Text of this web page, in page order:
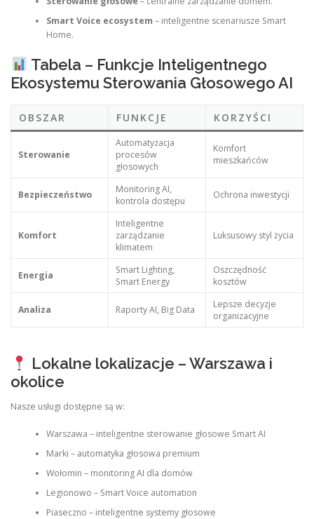
Smart Voice ecosystem – inteligentne scenariusze Smart
Home.
Tabela – Funkcje Inteligentnego
Ekosystemu Sterowania Głosowego AI
OBSZAR FUNKCJE KORZYŚCI
Sterowanie
Automatyzacja
procesów
głosowych
Komfort
mieszkańców
Bezpieczeństwo
Monitoring AI,
kontrola dostępu
Ochrona inwestycji
Komfort
Inteligentne
zarządzanie
klimatem
Luksusowy styl życia
Energia
Smart Lighting,
Smart Energy
Oszczędność
kosztów
Analiza Raporty AI, Big Data
Lepsze decyzje
organizacyjne
Lokalne lokalizacje – Warszawa i
okolice
Nasze usługi dostępne są w:
Warszawa – inteligentne sterowanie głosowe Smart AI
Marki – automatyka głosowa premium
Wołomin – monitoring AI dla domów
Legionowo – Smart Voice automation
Piaseczno – inteligentne systemy głosowe